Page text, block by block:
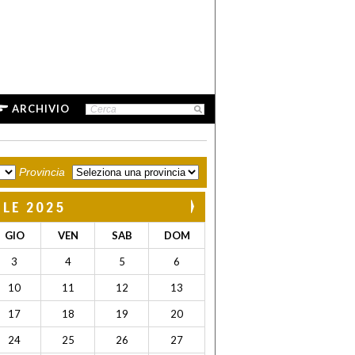
ARCHIVIO
Provincia
2025
GIO VEN SAB DOM
3 4 5 6
10 11 12 13
17 18 19 20
24 25 26 27